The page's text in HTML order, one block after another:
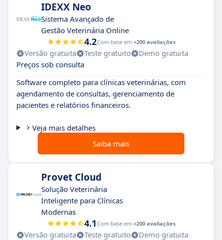
IDEXX Neo
Sistema Avançado de
Gestão Veterinária Online
4.2Com base em +200 avaliações
Versão gratuita Teste gratuito
Demo gratuita
Preços sob consulta
Software completo para clínicas veterinárias, com
agendamento de consultas, gerenciamento de
pacientes e relatórios financeiros.
Veja mais detalhes
Saiba mais
Provet Cloud
Solução Veterinária
Inteligente para Clínicas
Modernas
4.1 Com base em +200 avaliações
Versão gratuita Teste gratuito
Demo gratuita